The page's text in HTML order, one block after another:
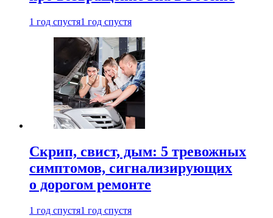
1 год спустя1 год спустя
Скрип, свист, дым: 5 тревожных
симптомов, сигнализирующих
о дорогом ремонте
1 год спустя1 год спустя